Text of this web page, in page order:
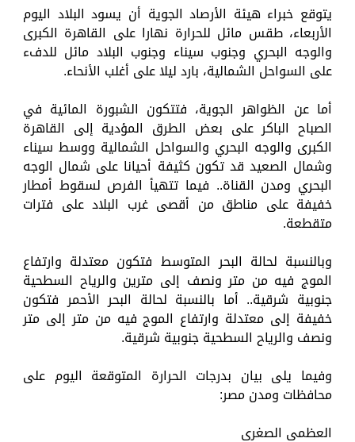
يتوقع خبراء هيئة الأرصاد الجوية أن يسود البلاد اليوم
الأربعاء، طقس مائل للحرارة نهارا على القاهرة الكبرى
والوجه البحري وجنوب سيناء وجنوب البلاد مائل للدفء
على السواحل الشمالية، بارد ليلا على أغلب الأنحاء.
أما عن الظواهر الجوية، فتتكون الشبورة المائية في
الصباح الباكر على بعض الطرق المؤدية إلى القاهرة
الكبرى والوجه البحري والسواحل الشمالية ووسط سيناء
وشمال الصعيد قد تكون كثيفة أحيانا على شمال الوجه
البحري ومدن القناة.. فيما تتهيأ الفرص لسقوط أمطار
خفيفة على مناطق من أقصى غرب البلاد على فترات
متقطعة.
وبالنسبة لحالة البحر المتوسط فتكون معتدلة وارتفاع
الموج فيه من متر ونصف إلى مترين والرياح السطحية
جنوبية شرقية.. أما بالنسبة لحالة البحر الأحمر فتكون
خفيفة إلى معتدلة وارتفاع الموج فيه من متر إلى متر
ونصف والرياح السطحية جنوبية شرقية.
وفيما يلى بيان بدرجات الحرارة المتوقعة اليوم على
محافظات ومدن مصر:
العظمى الصغرى